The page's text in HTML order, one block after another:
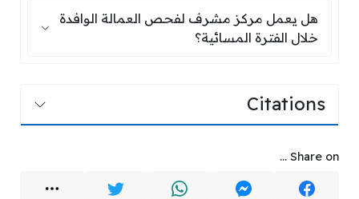
هل يعمل مركز مشرف لفحص العمالة
هل يعمل مركز مشرف لفحص العمالة الوافدة
خلال الفترة المسائية؟
Citations
Share on ...